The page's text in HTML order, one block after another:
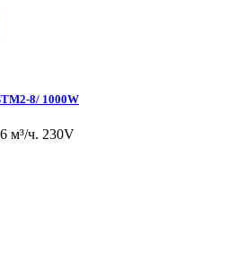
8/ 1000W
м³/ч. 230V